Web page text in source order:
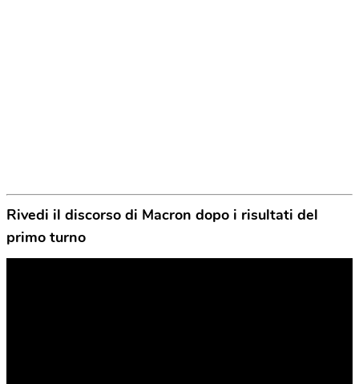
Rivedi il discorso di Macron dopo i risultati del
primo turno